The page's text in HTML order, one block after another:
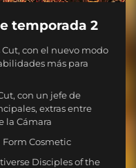
temporada 2
con el nuevo modo
más para
con un jefe de
extras entre
la Cámara
Form Cosmetic
Disciples of the